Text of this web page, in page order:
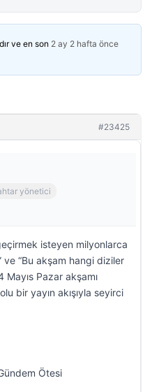
ve en son 2 ay 2 hafta önce
#23425
yönetici
isteyen milyonlarca
ve “Bu akşam hangi diziler
Mayıs Pazar akşamı
bir yayın akışıyla seyirci
Ötesi